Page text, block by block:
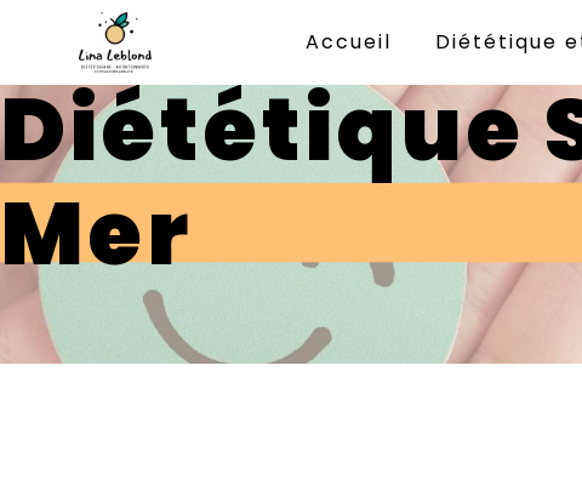
Panneau de gestion des cookies
Accueil Diététique
Diététique
Mer